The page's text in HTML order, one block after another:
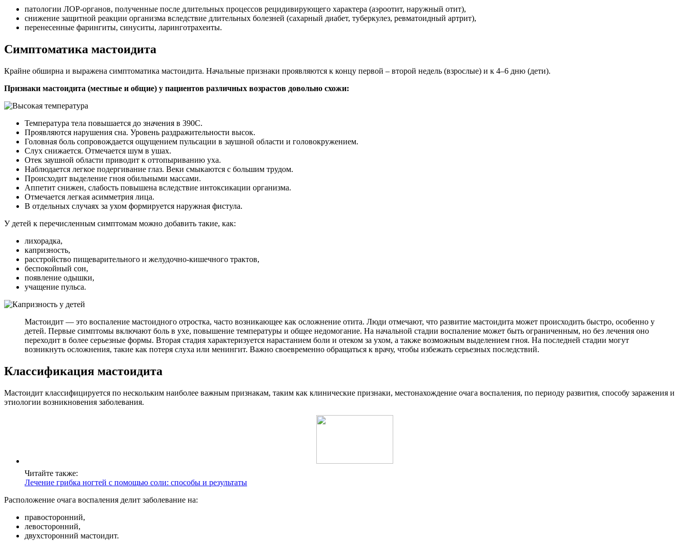
патологии ЛОР-органов, полученные после длительных процессов рецидивирующего характера (аэроотит, наружный отит),
снижение защитной реакции организма вследствие длительных болезней (сахарный диабет, туберкулез, ревматоидный артрит),
перенесенные фарингиты, синуситы, ларинготрахеиты.
Симптоматика мастоидита
Крайне обширна и выражена симптоматика мастоидита. Начальные признаки проявляются к концу первой – второй недель (взрослые) и к 4–6 дню (дети).
Признаки мастоидита (местные и общие) у пациентов различных возрастов довольно схожи:
Температура тела повышается до значения в 390С.
Проявляются нарушения сна. Уровень раздражительности высок.
Головная боль сопровождается ощущением пульсации в заушной области и головокружением.
Слух снижается. Отмечается шум в ушах.
Отек заушной области приводит к оттопыриванию уха.
Наблюдается легкое подергивание глаз. Веки смыкаются с большим трудом.
Происходит выделение гноя обильными массами.
Аппетит снижен, слабость повышена вследствие интоксикации организма.
Отмечается легкая асимметрия лица.
В отдельных случаях за ухом формируется наружная фистула.
У детей к перечисленным симптомам можно добавить такие, как:
лихорадка,
капризность,
расстройство пищеварительного и желудочно-кишечного трактов,
беспокойный сон,
появление одышки,
учащение пульса.
Мастоидит — это воспаление мастоидного отростка, часто возникающее как осложнение отита. Люди отмечают, что развитие мастоидита может происходить быстро, особенно у
детей. Первые симптомы включают боль в ухе, повышение температуры и общее недомогание. На начальной стадии воспаление может быть ограниченным, но без лечения оно
переходит в более серьезные формы. Вторая стадия характеризуется нарастанием боли и отеком за ухом, а также возможным выделением гноя. На последней стадии могут
возникнуть осложнения, такие как потеря слуха или менингит. Важно своевременно обращаться к врачу, чтобы избежать серьезных последствий.
Классификация мастоидита
Мастоидит классифицируется по нескольким наиболее важным признакам, таким как клинические признаки, местонахождение очага воспаления, по периоду развития, способу заражения и
этиологии возникновения заболевания.
Читайте также:
Лечение грибка ногтей с помощью соли: способы и результаты
Расположение очага воспаления делит заболевание на:
правосторонний,
левосторонний,
двухсторонний мастоидит.